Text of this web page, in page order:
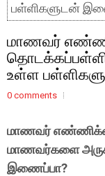
பள்ளிகளுடன்
மாணவர்
உள்ள
0 comments
மாணவர்
மாணவர்களை
இணைப்பா?